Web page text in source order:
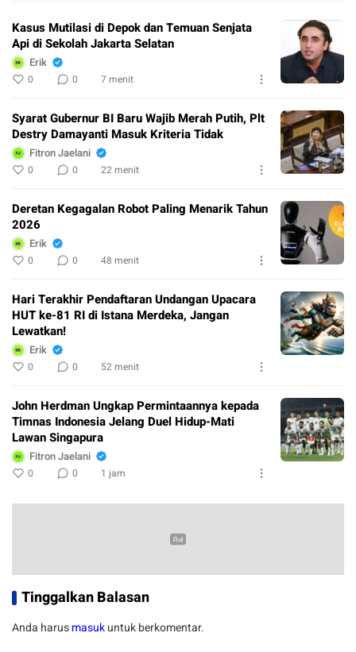
Kasus Mutilasi di Depok dan Temuan Senjata
Api di Sekolah Jakarta Selatan
Erik
0 0 7 menit
Syarat Gubernur BI Baru Wajib Merah Putih, Plt
Destry Damayanti Masuk Kriteria Tidak
Fitron Jaelani
0 0 22 menit
Deretan Kegagalan Robot Paling Menarik Tahun
2026
Erik
0 0 48 menit
Hari Terakhir Pendaftaran Undangan Upacara
HUT ke-81 RI di Istana Merdeka, Jangan
Lewatkan!
Erik
0 0 52 menit
John Herdman Ungkap Permintaannya kepada
Timnas Indonesia Jelang Duel Hidup-Mati
Lawan Singapura
Fitron Jaelani
0 0 1 jam
Tinggalkan Balasan
Anda harusmasukuntuk berkomentar.